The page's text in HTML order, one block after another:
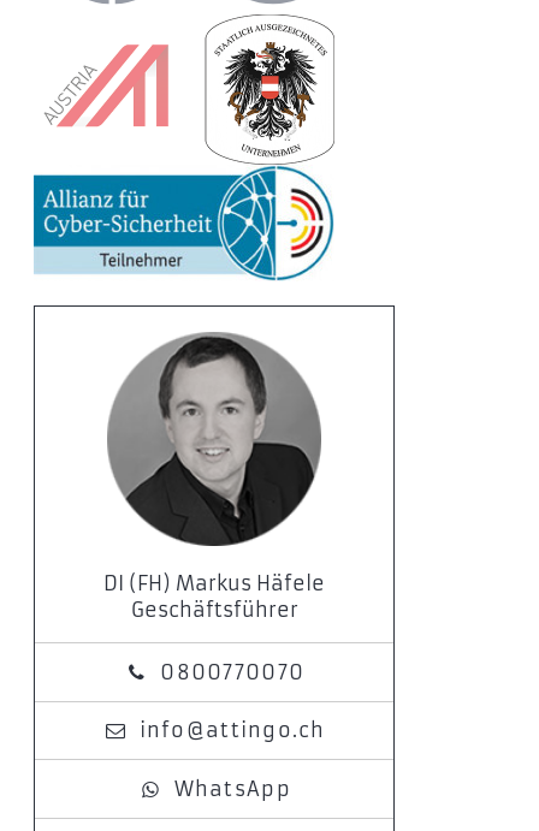
DI (FH) Markus Häfele
Geschäftsführer
0800770070
info@attingo.ch
WhatsApp